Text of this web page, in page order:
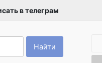
в телеграм
Найти